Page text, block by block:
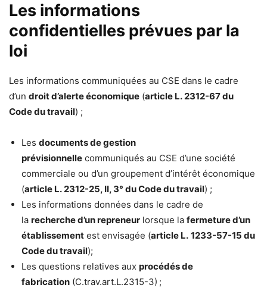
Les informations
confidentielles prévues par la
loi
Les informations communiquées au CSE dans le cadre
d’un droit d’alerte économique (article L. 2312-67 du
Code du travail) ;
Les documents de gestion
prévisionnelle communiqués au CSE d’une société
commerciale ou d’un groupement d’intérêt économique
(article L. 2312-25, II, 3° du Code du travail) ;
Les informations données dans le cadre de
la recherche d’un repreneur lorsque la fermeture d’un
établissement est envisagée (article L. 1233-57-15 du
Code du travail);
Les questions relatives aux procédés de
fabrication (C.trav.art.L.2315-3) ;